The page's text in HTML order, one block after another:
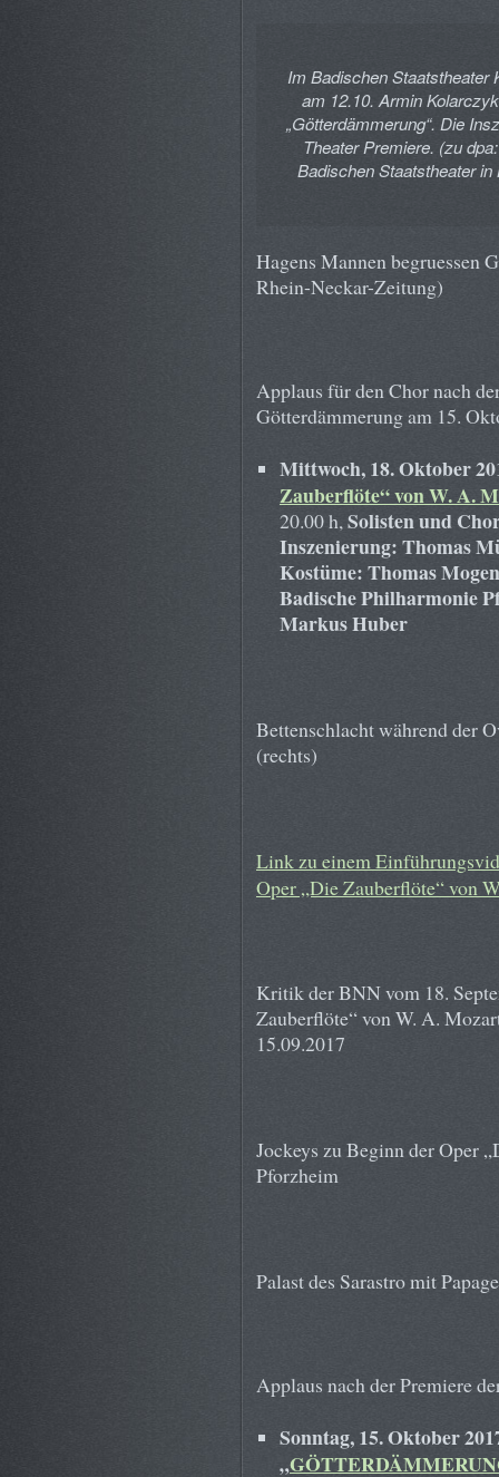
Im Badischen Staatstheater
am 12.10. Armin
„Götterdämmerung“. Die
Theater Premiere. (zu
Badischen Staatstheater
Hagens Mannen
Rhein-Neckar-Zeitung)
Applaus für den Chor nach
Götterdämmerung am 15.
Mittwoch, 18. Oktober
Zauberflöte“ von W. A.
20.00 h,Solisten und
Inszenierung: Thomas
Kostüme: Thomas
Badische Philharmonie
Markus Huber
Bettenschlacht während der
(rechts)
Link zu einem
Oper „Die Zauberflöte“ von
Kritik der BNN vom 18.
Zauberflöte“ von W. A.
15.09.2017
Jockeys zu Beginn der Oper
Pforzheim
Palast des Sarastro mit
Applaus nach der Premiere
Sonntag, 15. Oktober
„